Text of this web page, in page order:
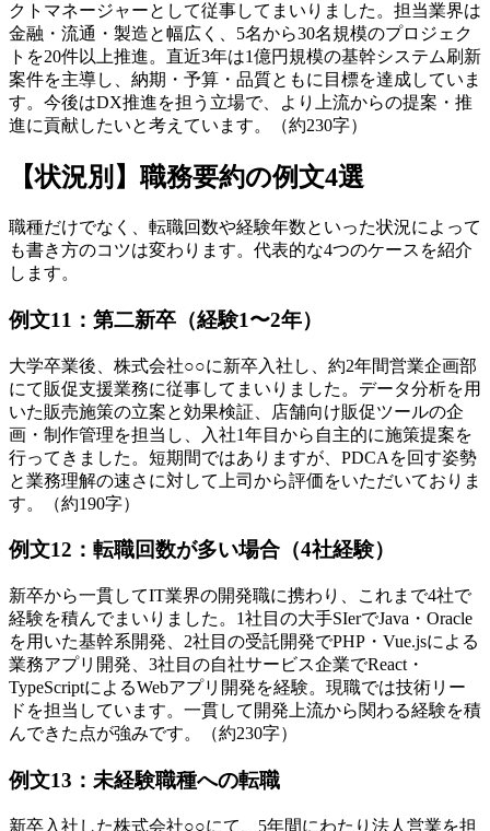
クトマネージャーとして従事してまいりました。担当業界は
金融・流通・製造と幅広く、5名から30名規模のプロジェク
トを20件以上推進。直近3年は1億円規模の基幹システム刷新
案件を主導し、納期・予算・品質ともに目標を達成していま
す。今後はDX推進を担う立場で、より上流からの提案・推
進に貢献したいと考えています。（約230字）
【状況別】職務要約の例文4選
職種だけでなく、転職回数や経験年数といった状況によって
も書き方のコツは変わります。代表的な4つのケースを紹介
します。
例文11：第二新卒（経験1〜2年）
大学卒業後、株式会社○○に新卒入社し、約2年間営業企画部
にて販促支援業務に従事してまいりました。データ分析を用
いた販売施策の立案と効果検証、店舗向け販促ツールの企
画・制作管理を担当し、入社1年目から自主的に施策提案を
行ってきました。短期間ではありますが、PDCAを回す姿勢
と業務理解の速さに対して上司から評価をいただいておりま
す。（約190字）
例文12：転職回数が多い場合（4社経験）
新卒から一貫してIT業界の開発職に携わり、これまで4社で
経験を積んでまいりました。1社目の大手SIerでJava・Oracle
を用いた基幹系開発、2社目の受託開発でPHP・Vue.jsによる
業務アプリ開発、3社目の自社サービス企業でReact・
TypeScriptによるWebアプリ開発を経験。現職では技術リー
ドを担当しています。一貫して開発上流から関わる経験を積
んできた点が強みです。（約230字）
例文13：未経験職種への転職
新卒入社した株式会社○○にて、5年間にわたり法人営業を担